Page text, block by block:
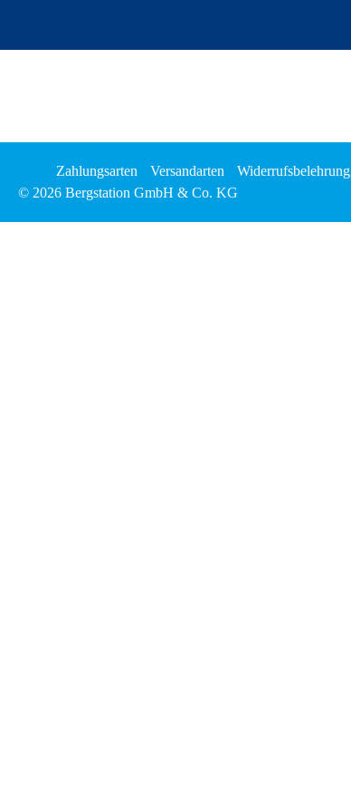
Zahlungsarten Versandarten Widerrufsbelehrung
© 2026 Bergstation GmbH & Co. KG